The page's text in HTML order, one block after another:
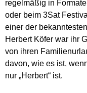
regelmäßig in
oder beim 3Sat
einer der
Herbert Köfer war ihr
von ihren
davon, wie es ist,
nur „Herbert“ ist.